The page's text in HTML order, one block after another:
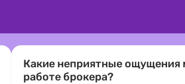
Какие неприятные
работе брокера?